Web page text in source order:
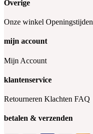
Overige
Onze winkel Openingstijden
mijn account
Mijn Account
klantenservice
Retourneren Klachten FAQ
betalen & verzenden